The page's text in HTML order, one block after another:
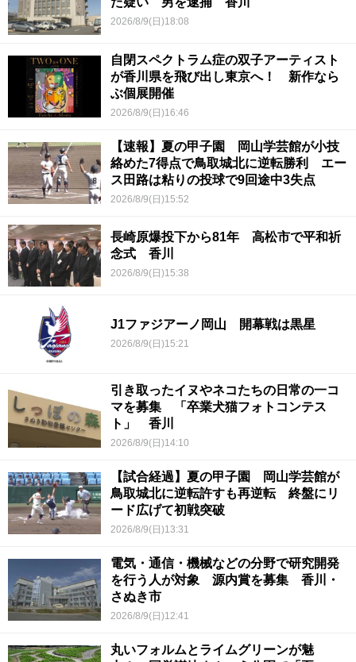
2026/8/9(日)18:08
自閉スペクトラム症の双子アーティスト
が香川県を飛び出し東京へ！ 新作なら
ぶ個展開催
2026/8/9(日)16:46
【速報】夏の甲子園 岡山学芸館が小技
絡めた7得点で鳥取城北に逆転勝利 エー
ス田路は粘りの投球で9回途中3失点
2026/8/9(日)15:52
長崎原爆投下から81年 高松市で平和祈
念式 香川
2026/8/9(日)15:38
J1ファジアーノ岡山 開幕戦は黒星
2026/8/9(日)15:21
引き取ったイヌやネコたちの日常の一コ
マを募集 「卒業犬猫フォトコンテス
ト」 香川
2026/8/9(日)14:10
【試合経過】夏の甲子園 岡山学芸館が
鳥取城北に逆転許すも再逆転 終盤にリ
ード広げて初戦突破
2026/8/9(日)13:31
電気・通信・機械などの分野で研究開発
を行う人が対象 源内賞を募集 香川・
さぬき市
2026/8/9(日)12:41
丸いフォルムとライムグリーンが魅